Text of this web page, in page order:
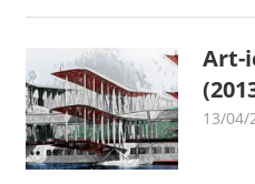
Art-
13/04/